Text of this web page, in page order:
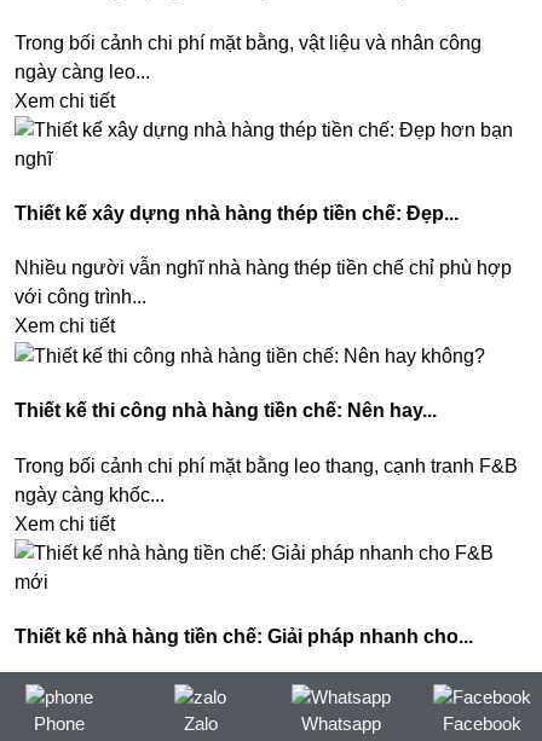
Trong bối cảnh chi phí mặt bằng, vật liệu và nhân công
ngày càng leo...
Xem chi tiết
Thiết kế xây dựng nhà hàng thép tiền chế: Đẹp...
Nhiều người vẫn nghĩ nhà hàng thép tiền chế chỉ phù hợp
với công trình...
Xem chi tiết
Thiết kế thi công nhà hàng tiền chế: Nên hay...
Trong bối cảnh chi phí mặt bằng leo thang, cạnh tranh F&B
ngày càng khốc...
Xem chi tiết
Thiết kế nhà hàng tiền chế: Giải pháp nhanh cho...
Trong bối cảnh thị trường F&B cạnh tranh khốc liệt, thiết kế
xây dựng nhà...
Phone Zalo Whatsapp Facebook